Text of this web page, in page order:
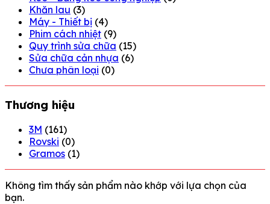
Khăn lau (3)
Máy - Thiết bị (4)
Phim cách nhiệt (9)
Quy trình sửa chữa (15)
Sửa chữa cản nhựa (6)
Chưa phân loại (0)
Thương hiệu
3M (161)
Rovski (0)
Gramos (1)
Không tìm thấy sản phẩm nào khớp với lựa chọn của
bạn.